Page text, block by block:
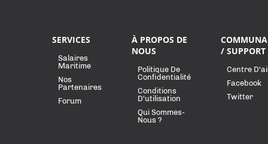
SERVICES
Salaires
Maritime
Nos
Partenaires
Forum
À PROPOS DE
NOUS
Politique De
Confidentialité
Conditions
D'utilisation
Qui Sommes-
Nous ?
/ SUPPORT
Centre
Facebook
Twitter